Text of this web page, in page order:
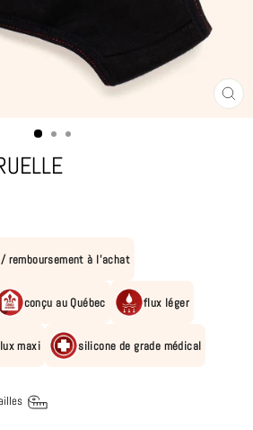
remboursement à l'achat
conçu au Québec flux léger
maxi silicone de grade médical